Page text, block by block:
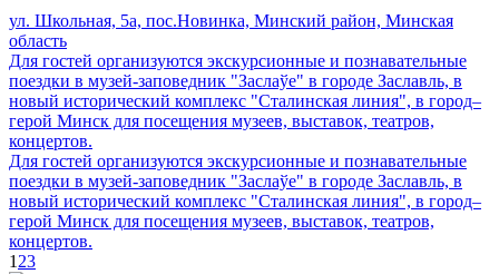
ул. Школьная, 5а, пос.Новинка, Минский район, Минская
область
Для гостей организуются экскурсионные и познавательные
поездки в музей-заповедник "Заслаўе" в городе Заславль, в
новый исторический комплекс "Сталинская линия", в город–
герой Минск для посещения музеев, выставок, театров,
концертов.
Для гостей организуются экскурсионные и познавательные
поездки в музей-заповедник "Заслаўе" в городе Заславль, в
новый исторический комплекс "Сталинская линия", в город–
герой Минск для посещения музеев, выставок, театров,
концертов.
1 23